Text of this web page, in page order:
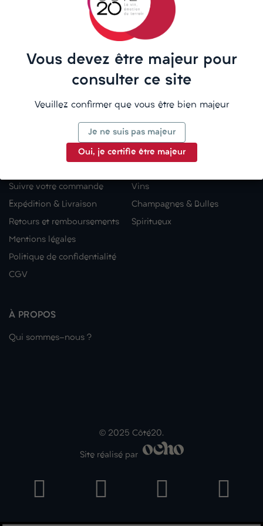
ZAC Du Dragon
8 Rue Fernand Braudel
55100 Verdun
03 29 84 79 29
Mar - Ven : 10h-12h · 14h-19h
Visitez-nous
Suivre votre commande
Expédition & Livraison
Retours et remboursements
Mentions légales
Politique de confidentialité
CGV
COMMANDER
Vins
Champagnes & Bulles
Spiritueux
À PROPOS
Qui sommes-nous ?
© 2025 Côté20.
Site réalisé par
Vous devez être majeur pour
consulter ce site
Veuillez confirmer que vous être bien majeur
Je ne suis pas majeur
Oui, je certifie être majeur